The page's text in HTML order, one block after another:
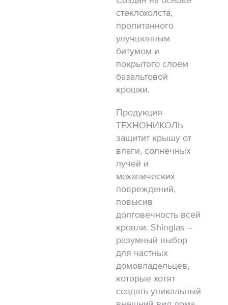
стеклохолста,
пропитанного
улучшенным
битумом и
покрытого слоем
базальтовой
крошки.
Продукция
ТЕХНОНИКОЛЬ
защитит крышу от
влаги, солнечных
лучей и
механических
повреждений,
повысив
долговечность всей
кровли. Shinglas –
разумный выбор
для частных
домовладельцев,
которые хотят
создать уникальный